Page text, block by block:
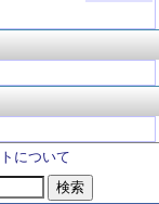
について